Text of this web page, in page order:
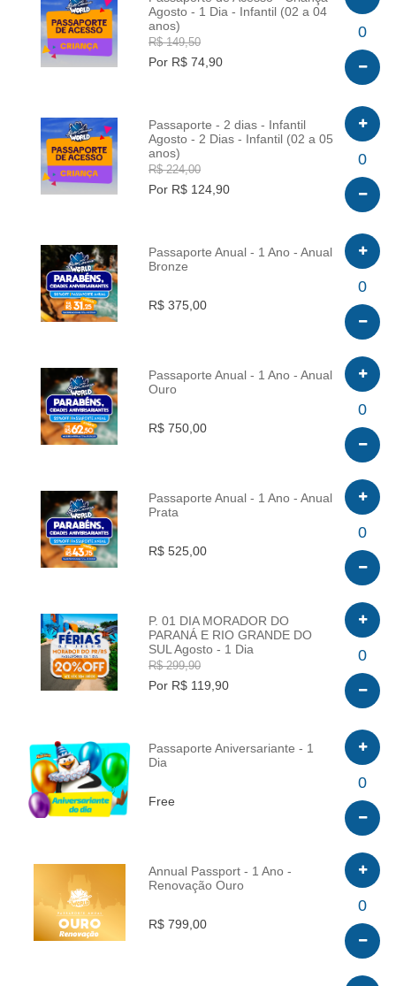
INFO
Agosto - 1 Dia - Infantil (02 a 04
anos)
R$ 149,50
Por R$ 74,90
0
INFO
Passaporte - 2 dias - Infantil
Agosto - 2 Dias - Infantil (02 a 05
anos)
R$ 224,00
Por R$ 124,90
0
INFO
Passaporte Anual - 1 Ano - Anual
Bronze
R$ 375,00
0
INFO
Passaporte Anual - 1 Ano - Anual
Ouro
R$ 750,00
0
INFO
Passaporte Anual - 1 Ano - Anual
Prata
R$ 525,00
0
INFO
P. 01 DIA MORADOR DO
PARANÁ E RIO GRANDE DO
SUL Agosto - 1 Dia
R$ 299,90
Por R$ 119,90
0
INFO
Passaporte Aniversariante - 1
Dia
Free
0
INFO
Annual Passport - 1 Ano -
Renovação Ouro
R$ 799,00
0